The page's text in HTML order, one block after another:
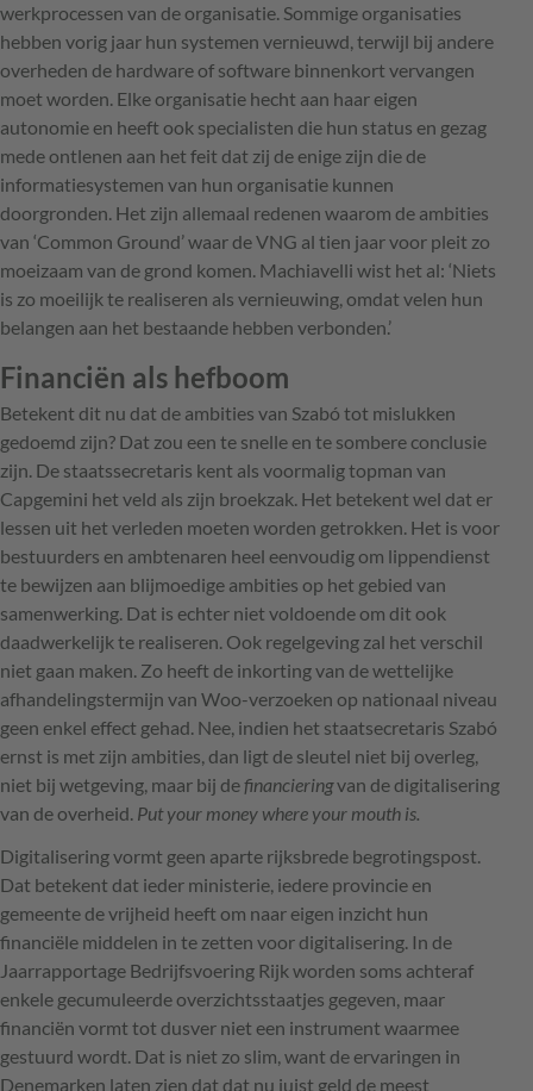
werkprocessen van de organisatie. Sommige organisaties
hebben vorig jaar hun systemen vernieuwd, terwijl bij andere
overheden de hardware of software binnenkort vervangen
moet worden. Elke organisatie hecht aan haar eigen
autonomie en heeft ook specialisten die hun status en gezag
mede ontlenen aan het feit dat zij de enige zijn die de
informatiesystemen van hun organisatie kunnen
doorgronden. Het zijn allemaal redenen waarom de ambities
van ‘Common Ground’ waar de VNG al tien jaar voor pleit zo
moeizaam van de grond komen. Machiavelli wist het al: ‘Niets
is zo moeilijk te realiseren als vernieuwing, omdat velen hun
belangen aan het bestaande hebben verbonden.’
Financiën als hefboom
Betekent dit nu dat de ambities van Szabó tot mislukken
gedoemd zijn? Dat zou een te snelle en te sombere conclusie
zijn. De staatssecretaris kent als voormalig topman van
Capgemini het veld als zijn broekzak. Het betekent wel dat er
lessen uit het verleden moeten worden getrokken. Het is voor
bestuurders en ambtenaren heel eenvoudig om lippendienst
te bewijzen aan blijmoedige ambities op het gebied van
samenwerking. Dat is echter niet voldoende om dit ook
daadwerkelijk te realiseren. Ook regelgeving zal het verschil
niet gaan maken. Zo heeft de inkorting van de wettelijke
afhandelingstermijn van Woo-verzoeken op nationaal niveau
geen enkel effect gehad. Nee, indien het staatsecretaris Szabó
ernst is met zijn ambities, dan ligt de sleutel niet bij overleg,
niet bij wetgeving, maar bij definancieringvan de digitalisering
van de overheid. Put your money where your mouth is.
Digitalisering vormt geen aparte rijksbrede begrotingspost.
Dat betekent dat ieder ministerie, iedere provincie en
gemeente de vrijheid heeft om naar eigen inzicht hun
financiële middelen in te zetten voor digitalisering. In de
Jaarrapportage Bedrijfsvoering Rijk worden soms achteraf
enkele gecumuleerde overzichtsstaatjes gegeven, maar
financiën vormt tot dusver niet een instrument waarmee
gestuurd wordt. Dat is niet zo slim, want de ervaringen in
Denemarken laten zien dat dat nu juist geld de meest